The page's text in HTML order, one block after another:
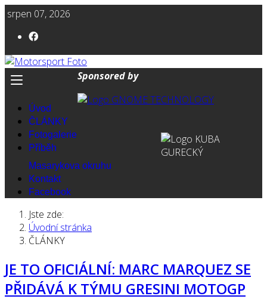
srpen 07, 2026
Sponsored by
Úvod
ČLÁNKY
Fotogalerie
Příběh
Masarykova okruhu
Kontakt
Facebook
Jste zde:
Úvodní stránka
ČLÁNKY
JE TO OFICIÁLNÍ: MARC MARQUEZ SE
PŘIDÁVÁ K TÝMU GRESINI MOTOGP